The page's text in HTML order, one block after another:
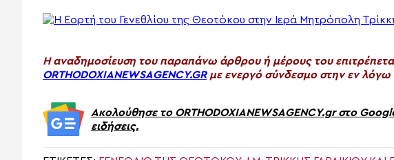
H αναδημοσίευση του παραπάνω άρθρου ή μέρους του
ORTHODOXIANEWSAGENCY.GRμε ενεργό σύνδεσμο στην εν
Ακολούθησε το ORTHODOXIANEWSAGENCY.gr στο
ειδήσεις.